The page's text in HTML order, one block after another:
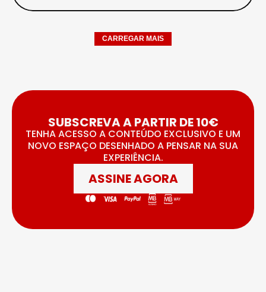
CARREGAR MAIS
SUBSCREVA A PARTIR DE 10€
TENHA ACESSO A CONTEÚDO EXCLUSIVO E UM
NOVO ESPAÇO DESENHADO A PENSAR NA SUA
EXPERIÊNCIA.
ASSINE AGORA